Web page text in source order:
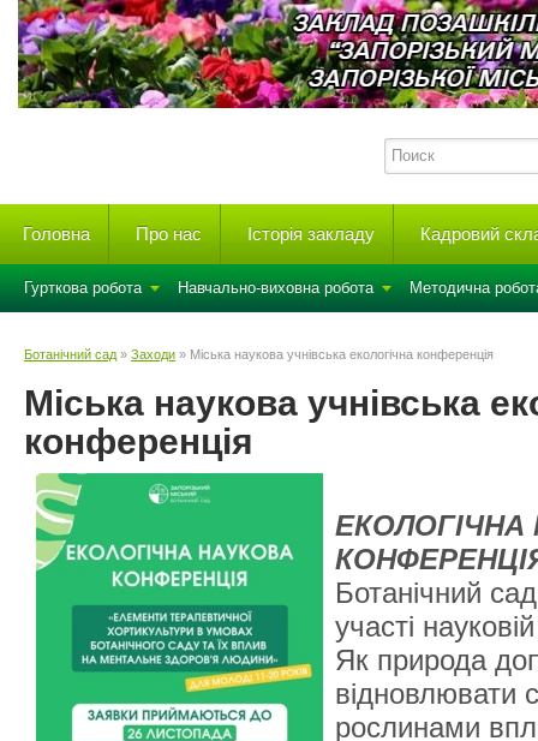
Головна Про нас Історія закладу Кадровий
Гурткова робота Навчально-виховна робота Методична
Ботанічний сад » Заходи » Міська наукова учнівська екологічна конференція
Міська наукова учнівська
конференція
ЕКОЛОГІЧНА
Ботанічний
участі
Як природа
відновлювати
рослинами